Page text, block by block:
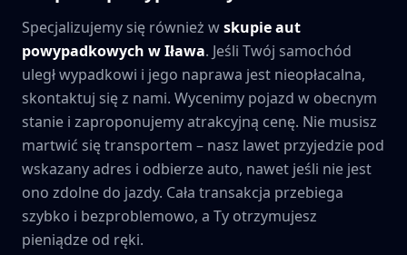
Specjalizujemy się również wskupie aut
powypadkowych wIława. Jeśli Twój samochód
uległ wypadkowi i jego naprawa jest nieopłacalna,
skontaktuj się z nami. Wycenimy pojazd w obecnym
stanie i zaproponujemy atrakcyjną cenę. Nie musisz
martwić się transportem – nasz lawet przyjedzie pod
wskazany adres i odbierze auto, nawet jeśli nie jest
ono zdolne do jazdy. Cała transakcja przebiega
szybko i bezproblemowo, a Ty otrzymujesz
pieniądze od ręki.